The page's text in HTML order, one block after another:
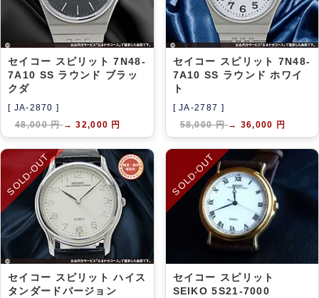
セイコー スピリット 7N48-
7A10 SS ラウンド ブラッ
クダ
[ JA-2870 ]
48,000 円→ 32,000 円
セイコー スピリット 7N48-
7A10 SS ラウンド ホワイ
ト
[ JA-2787 ]
58,000 円→ 36,000 円
SOLD-OUT
セイコー スピリット ハイス
タンダードバージョン
SOLD-OUT
セイコー スピリット
SEIKO 5S21-7000